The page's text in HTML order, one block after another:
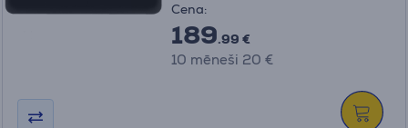
Cena:
189.99 €
10 mēneši 20 €